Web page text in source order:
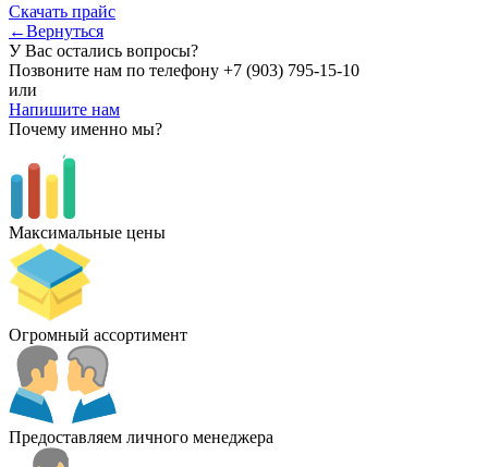
Скачать прайс
←Вернуться
У Вас остались вопросы?
Позвоните нам по телефону +7 (903) 795-15-10
или
Напишите нам
Почему именно мы?
Максимальные цены
Огромный ассортимент
Предоставляем личного менеджера